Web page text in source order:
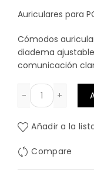
era:
Auriculares para
Cómodos
diadema
comunicación
AUDIFONO
Añadir a la
Compare